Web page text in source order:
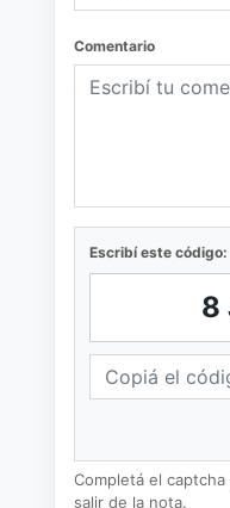
Comentario
Escribí este código:
Completá el
salir de la nota.